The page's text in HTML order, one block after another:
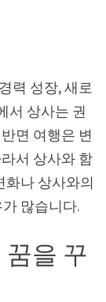
력 성장, 새로
서 상사는 권
면 여행은 변
서 상사와 함
화나 상사와의
많습니다.
을 꾸